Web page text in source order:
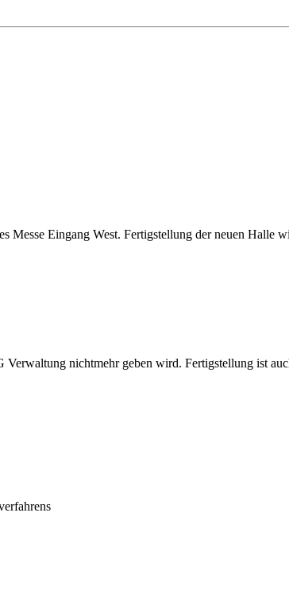
Eingang West. Fertigstellung der neuen Halle
Verwaltung nichtmehr geben wird. Fertigstellung ist